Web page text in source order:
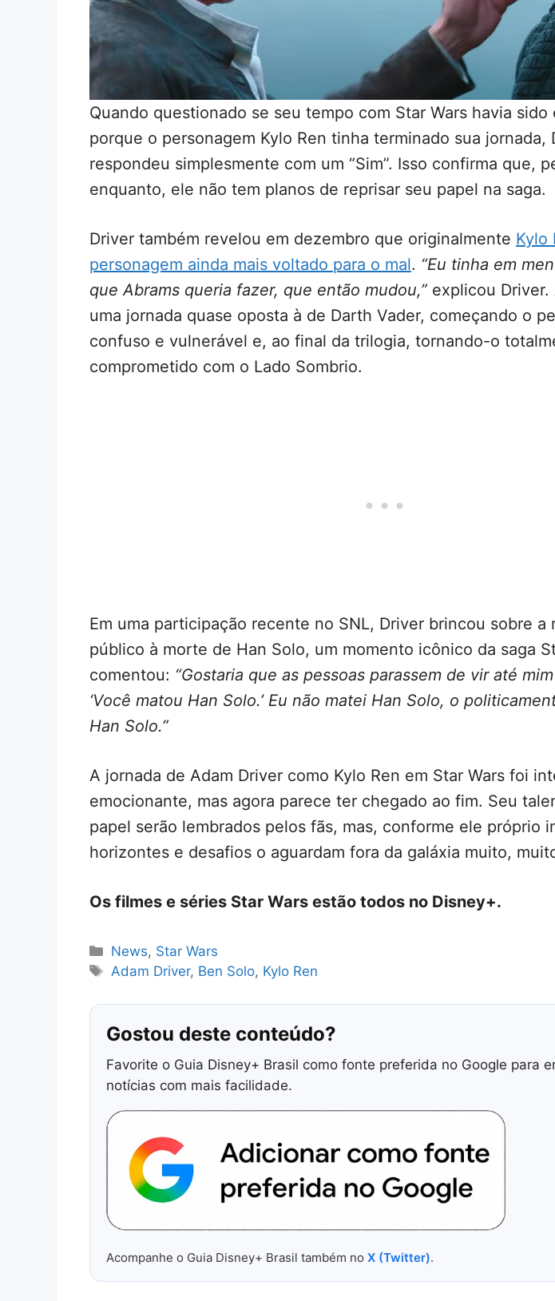
Quando questionado se seu tempo com Star Wars havia sido
porque o personagem Kylo Ren tinha terminado sua jornada,
respondeu simplesmente com um “Sim”. Isso confirma que,
enquanto, ele não tem planos de reprisar seu papel na saga.
Driver também revelou em dezembro que originalmente Kylo
personagem ainda mais voltado para o mal. “Eu tinha em
que Abrams queria fazer, que então mudou,” explicou
uma jornada quase oposta à de Darth Vader, começando o
confuso e vulnerável e, ao final da trilogia, tornando-o
comprometido com o Lado Sombrio.
Em uma participação recente no SNL, Driver brincou sobre a
público à morte de Han Solo, um momento icônico da saga
comentou: “Gostaria que as pessoas parassem de vir até
‘Você matou Han Solo.’ Eu não matei Han Solo, o
Han Solo.”
A jornada de Adam Driver como Kylo Ren em Star Wars foi
emocionante, mas agora parece ter chegado ao fim. Seu
papel serão lembrados pelos fãs, mas, conforme ele próprio
horizontes e desafios o aguardam fora da galáxia muito,
Os filmes e séries Star Wars estão todos no Disney+.
Categorias
News, Star Wars
Tags
Adam Driver, Ben Solo, Kylo Ren
Gostou deste conteúdo?
Favorite o Guia Disney+ Brasil como fonte preferida no Google para
notícias com mais facilidade.
Acompanhe o Guia Disney+ Brasil também no X (Twitter).